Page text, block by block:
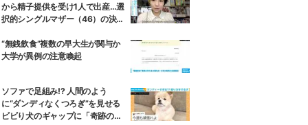
から精子提供を受け1人で出産…選
択的シングルマザー（46）の決断
“無銭飲食”複数の早大生が関与か
大学が異例の注意喚起
ソファで足組み!? 人間のよう
に“ダンディなくつろぎ”を見せる
ビビり犬のギャップに「奇跡の一